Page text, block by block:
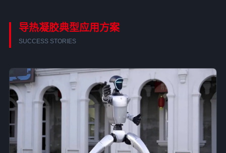
导热凝胶典型应用方案
SUCCESS STORIES